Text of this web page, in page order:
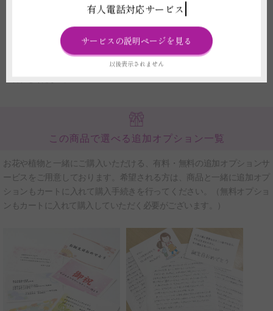
(3)配送時の交通状況や天候、天災により遅延や配送中止の場合、当店では
ださい。また配送に遅延が生じた場合、個別にご連絡はしておりません。
(4)制作元・出荷元の休業や在庫の都合上、お届けまでにかかる日数に変更
がある場合がございます。お届け日の指定に強いご希望がございましたら必
ずご注文の申し込み前に当店へお電話もしくはチャットサービスよりお問い
この商品で選べる追加オプション一覧
お花や植物と一緒にご購入いただける、有料・無料の追加オプションサ
ービスをご用意しております。希望される方は、商品と一緒に追加オプ
ションもカートに入れて購入手続きを行ってください。（無料オプショ
ンもカートに入れて購入していただく必要がございます。）
有人電話対応サービス
サービスの説明ページを見る
以後表示されません